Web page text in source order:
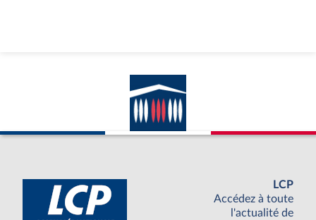
LCP
Accédez à toute
l'actualité de